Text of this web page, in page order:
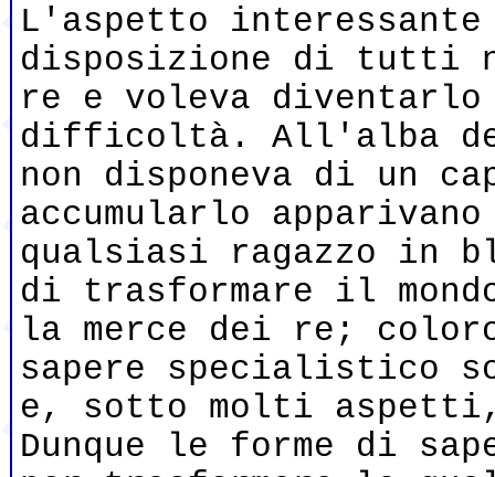
L'aspetto
disposizione di tutti
re e voleva
difficoltà. All'alba
non disponeva di un
accumularlo
qualsiasi ragazzo in
di trasformare il
la merce dei re;
sapere specialistico
e, sotto molti
Dunque le forme di